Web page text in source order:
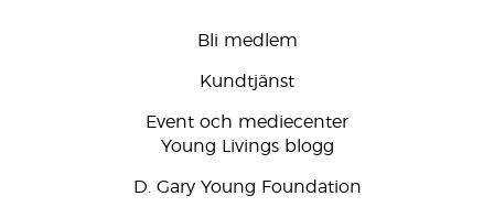
Bli medlem
Kundtjänst
Event och mediecenter
Young Livings blogg
D. Gary Young Foundation